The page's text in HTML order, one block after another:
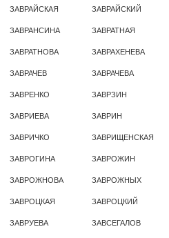
ЗАВРАЙСКАЯ ЗАВРАЙСКИЙ
ЗАВРАНСИНА ЗАВРАТНАЯ
ЗАВРАТНОВА ЗАВРАХЕНЕВА
ЗАВРАЧЕВ ЗАВРАЧЕВА
ЗАВРЕНКО ЗАВРЗИН
ЗАВРИЕВА ЗАВРИН
ЗАВРИЧКО ЗАВРИЩЕНСКАЯ
ЗАВРОГИНА ЗАВРОЖИН
ЗАВРОЖНОВА ЗАВРОЖНЫХ
ЗАВРОЦКАЯ ЗАВРОЦКИЙ
ЗАВРУЕВА ЗАВСЕГАЛОВ